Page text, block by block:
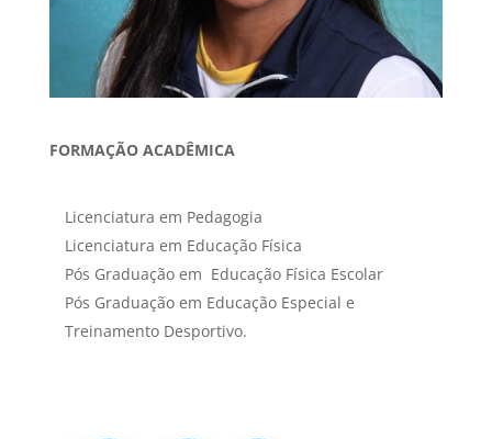
FORMAÇÃO ACADÊMICA
Licenciatura em Pedagogia
Licenciatura em Educação Física
Pós Graduação em Educação Física Escolar
Pós Graduação em Educação Especial e
Treinamento Desportivo.